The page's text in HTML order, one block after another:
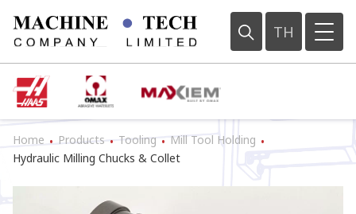
TH
Home • Products • Tooling • Mill Tool Holding •
Hydraulic Milling Chucks & Collet